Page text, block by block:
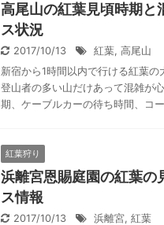
高尾山の紅葉見頃時期と
ス状況
2017/10/13 紅葉, 高尾山
新宿から1時間以内で行ける紅葉
登山者の多い山だけあって混雑が
期、ケーブルカーの待ち時間、コ
紅葉狩り
浜離宮恩賜庭園の紅葉の
ス情報
2017/10/13 浜離宮, 紅葉